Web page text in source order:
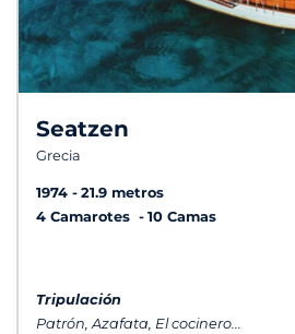
Seatzen
Grecia
1974
21.9 metros
4 Camarotes
10 Camas
Tripulación
Patrón, Azafata, El cocinero...